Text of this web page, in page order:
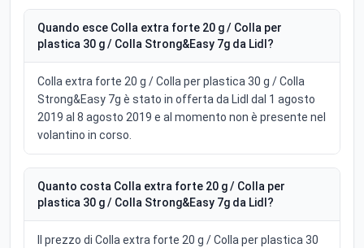
Quando esce Colla extra forte 20 g / Colla per
plastica 30 g / Colla Strong&Easy 7g da Lidl?
Colla extra forte 20 g / Colla per plastica 30 g / Colla
Strong&Easy 7g è stato in offerta da Lidl dal 1 agosto
2019 al 8 agosto 2019 e al momento non è presente nel
volantino in corso.
Quanto costa Colla extra forte 20 g / Colla per
plastica 30 g / Colla Strong&Easy 7g da Lidl?
Il prezzo di Colla extra forte 20 g / Colla per plastica 30